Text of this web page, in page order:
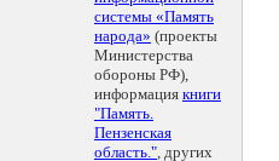
системы «Память
народа» (проекты
Министерства
обороны РФ),
информация книги
"Память.
Пензенская
область.", других